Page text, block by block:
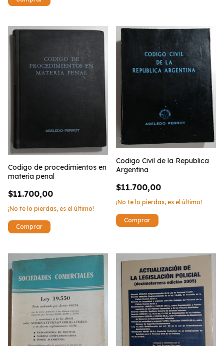
Codigo de procedimientos en
materia penal
$11.700,00
¡No te lo pierdas, es el último!
Codigo Civil de la Republica
Argentina
$11.700,00
¡No te lo pierdas, es el último!